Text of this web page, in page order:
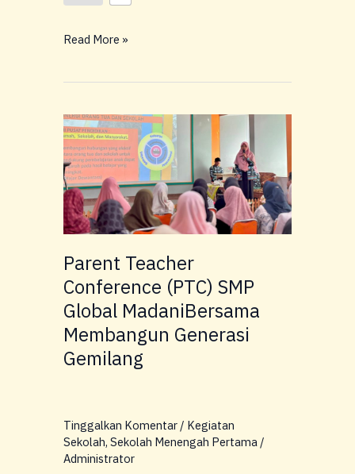
Read More »
Parent Teacher
Conference (PTC) SMP
Global MadaniBersama
Membangun Generasi
Gemilang
Tinggalkan Komentar / Kegiatan
Sekolah, Sekolah Menengah Pertama /
Administrator
Parent
Teacher
Conference
(PTC)
SMP
Global
MadaniBersama
Membangun
Gemilang